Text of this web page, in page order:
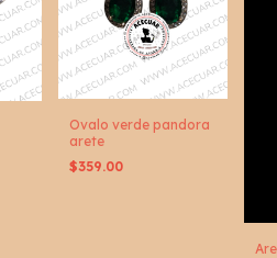
Ovalo verde pandora
arete
$359.00